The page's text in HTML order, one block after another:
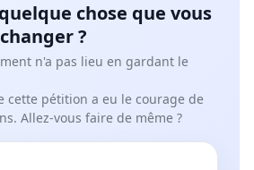
chose que vous
?
n'a pas lieu en gardant le
cette pétition a eu le courage de
Allez-vous faire de même ?